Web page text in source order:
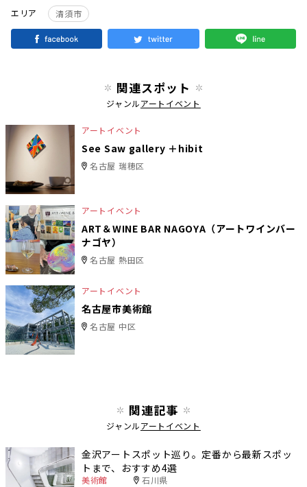
エリア
清須市
関連スポット
ジャンルアートイベント
アートイベント
See Saw gallery ＋hibit
名古屋 瑞穂区
アートイベント
ART＆WINE BAR NAGOYA（アートワインバー
ナゴヤ）
名古屋 熱田区
アートイベント
名古屋市美術館
名古屋 中区
関連記事
ジャンルアートイベント
金沢アートスポット巡り。定番から最新スポッ
トまで、おすすめ4選
美術館 石川県